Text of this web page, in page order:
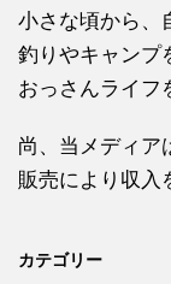
小さな頃から、
釣りやキャンプ
おっさんライフ
尚、当メディア
販売により収入
カテゴリー